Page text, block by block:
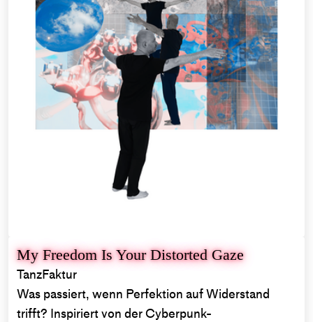
My Freedom Is Your Distorted Gaze
TanzFaktur
Was passiert, wenn Perfektion auf Widerstand
trifft? Inspiriert von der Cyberpunk-